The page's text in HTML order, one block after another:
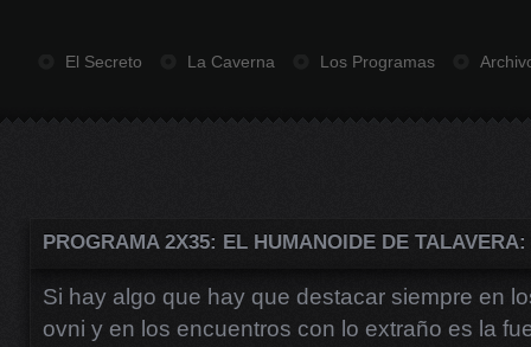
El Secreto La Caverna Los Programas
PROGRAMA 2X35: EL HUMANOIDE DE
Si hay algo que hay que destacar siempre en
ovni y en los encuentros con lo extraño es la